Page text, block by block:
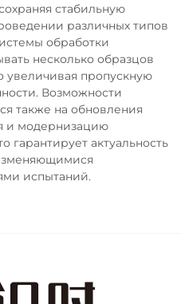
стабильную
различных типов
обработки
несколько образцов
увеличивая пропускную
Возможности
также на обновления
и модернизацию
гарантирует актуальность
испытаний.